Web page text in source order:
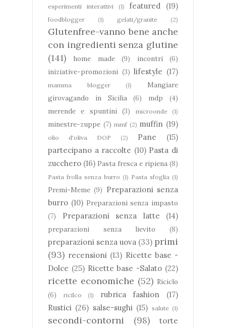
esperimenti interattivi (1) featured (19)
foodblogger (1) gelati/granite (2)
Glutenfree-vanno bene anche
con ingredienti senza glutine
(141)
home made (9) incontri
(6)
iniziative-promozioni (3) lifestyle (17)
mamma blogger (1)
Mangiare
girovagando in Sicilia
(6) mdp
(4)
merende e spuntini (3) microonde (1)
minestre-zuppe (7) mmf (2) muffin (19)
olio d'oliva DOP (2) Pane
(15)
partecipano a raccolte (10) Pasta di
zucchero (16) Pasta fresca e ripiena (8)
Pasta frolla senza burro (1) Pasta sfoglia (1)
Premi-Meme (9) Preparazioni senza
burro (10) Preparazioni senza impasto
(7)
Preparazioni senza latte (14)
preparazioni senza lievito (8)
preparazioni senza uova (33) primi
(93) recensioni (13) Ricette base -
Dolce (25) Ricette base -Salato (22)
ricette economiche (52) Riciclo
(6)
ricilco (1) rubrica fashion
(17)
Rustici (26) salse-sughi (15) salute (1)
secondi-contorni (98)
torte